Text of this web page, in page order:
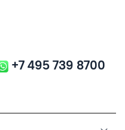
+7 495 739 8700